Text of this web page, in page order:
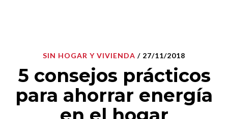
SIN HOGAR Y VIVIENDA / 27/11/2018
5 consejos prácticos
para ahorrar energía